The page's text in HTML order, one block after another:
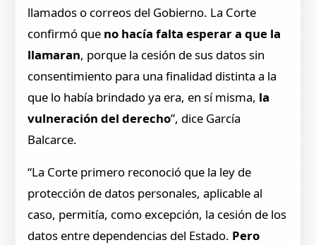
llamados o correos del Gobierno. La Corte
confirmó que no hacía falta esperar a que la
llamaran, porque la cesión de sus datos sin
consentimiento para una finalidad distinta a la
que lo había brindado ya era, en sí misma, la
vulneración del derecho”, dice García
Balcarce.
“La Corte primero reconoció que la ley de
protección de datos personales, aplicable al
caso, permitía, como excepción, la cesión de los
datos entre dependencias del Estado. Pero